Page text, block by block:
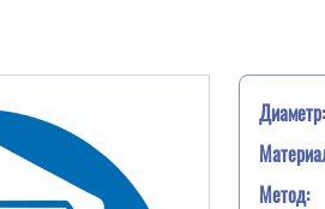
Диаметр:
Метод: